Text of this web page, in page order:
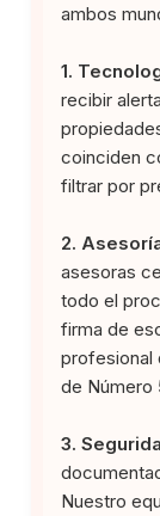
ambos
1.
recibir
coinciden
filtrar por
2.
asesoras
todo el
firma de
profesional
de Número
3.
Nuestro